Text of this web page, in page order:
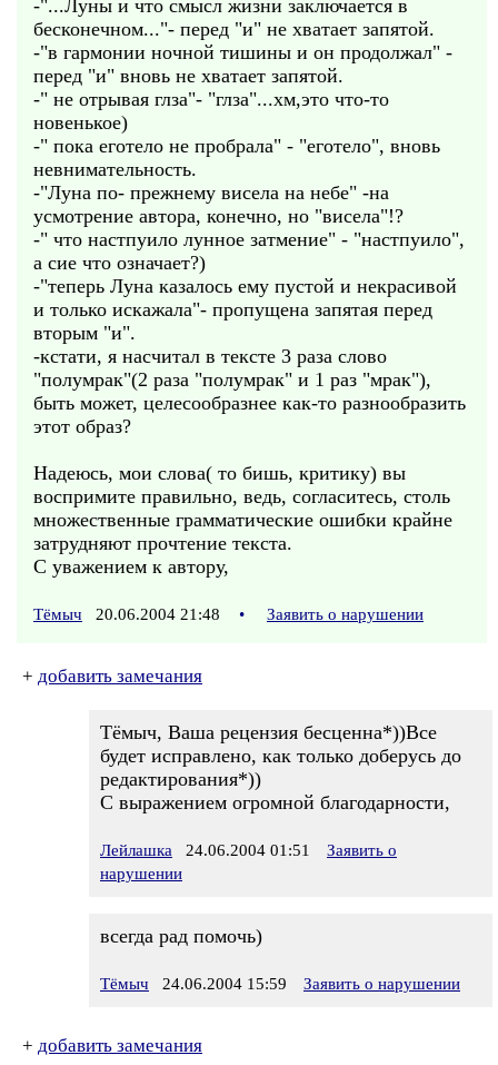
-"...Луны и что смысл жизни заключается в
бесконечном..."- перед "и" не хватает запятой.
-"в гармонии ночной тишины и он продолжал" -
перед "и" вновь не хватает запятой.
-" не отрывая глза"- "глза"...хм,это что-то
новенькое)
-" пока еготело не пробрала" - "еготело", вновь
невнимательность.
-"Луна по- прежнему висела на небе" -на
усмотрение автора, конечно, но "висела"!?
-" что настпуило лунное затмение" - "настпуило",
а сие что означает?)
-"теперь Луна казалось ему пустой и некрасивой
и только искажала"- пропущена запятая перед
вторым "и".
-кстати, я насчитал в тексте 3 раза слово
"полумрак"(2 раза "полумрак" и 1 раз "мрак"),
быть может, целесообразнее как-то разнообразить
этот образ?
Надеюсь, мои слова( то бишь, критику) вы
воспримите правильно, ведь, согласитесь, столь
множественные грамматические ошибки крайне
затрудняют прочтение текста.
С уважением к автору,
Тёмыч 20.06.2004 21:48 • Заявить о нарушении
+ добавить замечания
Тёмыч, Ваша рецензия бесценна*))Все
будет исправлено, как только доберусь до
редактирования*))
С выражением огромной благодарности,
Лейлашка 24.06.2004 01:51
Заявить о
нарушении
всегда рад помочь)
Тёмыч 24.06.2004 15:59 Заявить о нарушении
+ добавить замечания